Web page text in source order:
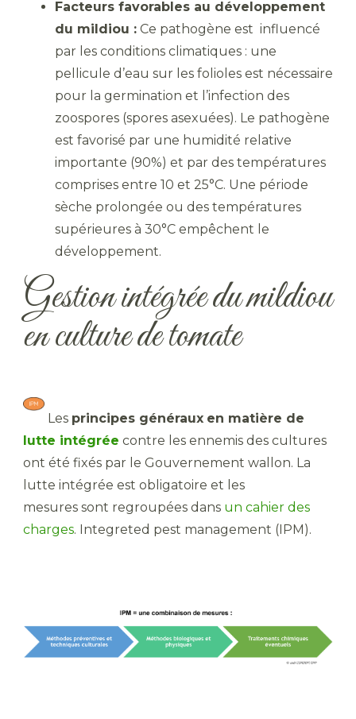
Facteurs favorables au développement
du mildiou : Ce pathogène est influencé
par les conditions climatiques : une
pellicule d’eau sur les folioles est nécessaire
pour la germination et l’infection des
zoospores (spores asexuées). Le pathogène
est favorisé par une humidité relative
importante (90%) et par des températures
comprises entre 10 et 25°C. Une période
sèche prolongée ou des températures
supérieures à 30°C empêchent le
développement.
Gestion intégrée du mildiou
en culture de tomate
​ Les principes généraux en matière de
lutte intégrée contre les ennemis des cultures
ont été fixés par le Gouvernement wallon. La
lutte intégrée est obligatoire et les
mesures sont regroupées dans un cahier des
charges. Integreted pest management (IPM).